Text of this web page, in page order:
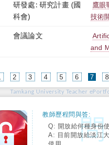
研發處: 研究計畫 (國
科會)
鷹眼
技術
會議論文
and
2 3 4 5 6 7 8
Tamkang University Teacher
教師歷程問與答:
Q: 開放給何種身份
A: 目前開放給淡江